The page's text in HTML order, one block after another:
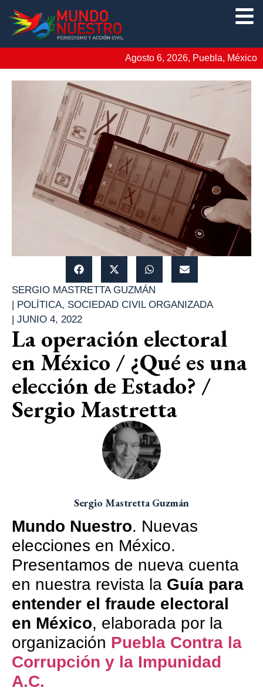
Agosto 6, 2026, Puebla, México
SERGIO MASTRETTA GUZMÁN
| POLÍTICA, SOCIEDAD CIVIL ORGANIZADA
| JUNIO 4, 2022
La operación electoral
en México / ¿Qué es una
elección de Estado? /
Sergio Mastretta
Sergio Mastretta Guzmán
Mundo Nuestro. Nuevas
elecciones en México.
Presentamos de nueva cuenta
en nuestra revista la Guía para
entender el fraude electoral
en México, elaborada por la
organización Puebla Contra la
Corrupción y la Impunidad
A.C.